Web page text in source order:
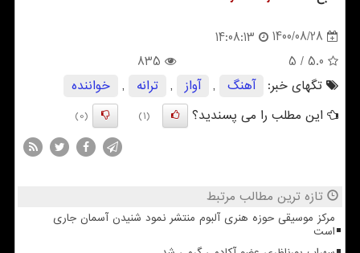
1400/08/28
14:08:13
5.0
/ 5
835
تگهای خبر:
آهنگ , آواز , ترانه ,
خواننده
این مطلب را می پسندید؟
(1)
(0)
تازه ترین مطالب مرتبط
مرکز موسیقی حوزه هنری آلبوم منتشر نمود شنیدن آسمان جاری
است